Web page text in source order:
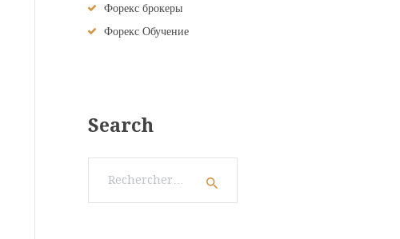
Форекс брокеры
Форекс Обучение
Search